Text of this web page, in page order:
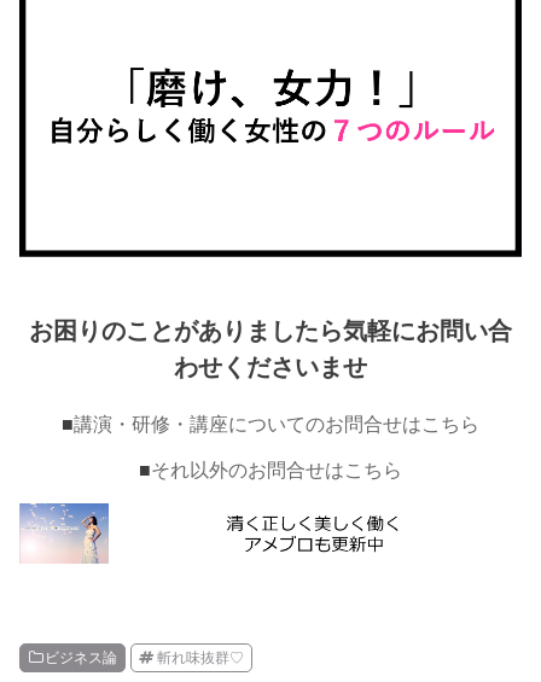
お困りのことがありましたら気軽にお問い合
わせくださいませ
■講演・研修・講座についてのお問合せはこちら
■それ以外のお問合せはこちら
ビジネス論 斬れ味抜群♡